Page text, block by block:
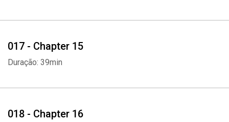
017 - Chapter 15
Duração: 39min
018 - Chapter 16